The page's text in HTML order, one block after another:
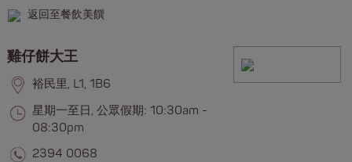
返回至餐飲美饌
雞仔餅大王
裕民里, L1, 1B6
星期一至日, 公眾假期: 10:30am -
08:30pm
2394 0068